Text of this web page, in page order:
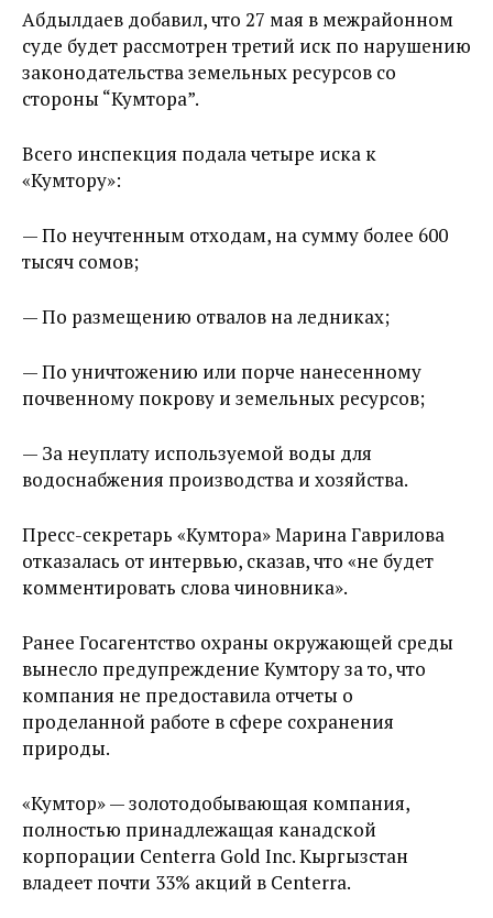
Абдылдаев добавил, что 27 мая в межрайонном
суде будет рассмотрен третий иск по нарушению
законодательства земельных ресурсов со
стороны “Кумтора”.
Всего инспекция подала четыре иска к
«Кумтору»:
— По неучтенным отходам, на сумму более 600
тысяч сомов;
— По размещению отвалов на ледниках;
— По уничтожению или порче нанесенному
почвенному покрову и земельных ресурсов;
— За неуплату используемой воды для
водоснабжения производства и хозяйства.
Пресс-секретарь «Кумтора» Марина Гаврилова
отказалась от интервью, сказав, что «не будет
комментировать слова чиновника».
Ранее Госагентство охраны окружающей среды
вынесло предупреждение Кумтору за то, что
компания не предоставила отчеты о
проделанной работе в сфере сохранения
природы.
«Кумтор» — золотодобывающая компания,
полностью принадлежащая канадской
корпорации Centerra Gold Inс. Кыргызстан
владеет почти 33% акций в Centerra.